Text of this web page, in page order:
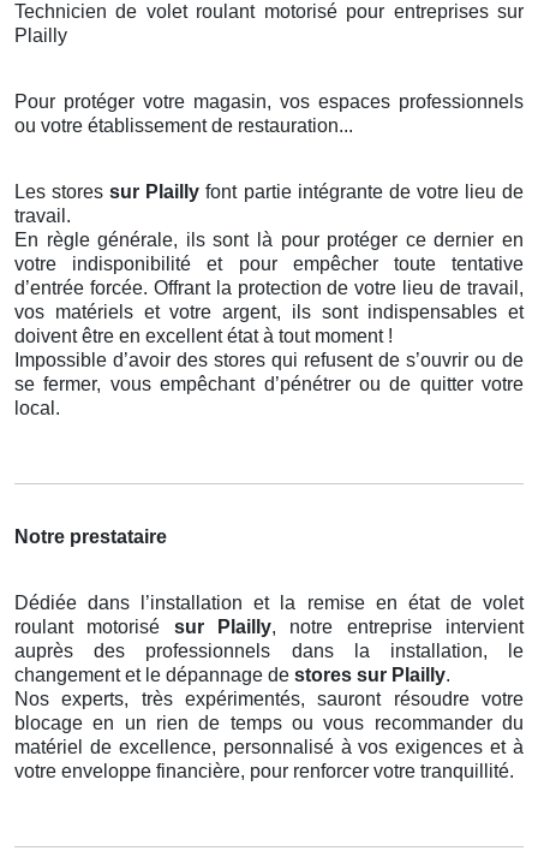
Technicien de volet roulant motorisé pour entreprises sur
Plailly
Pour protéger votre magasin, vos espaces professionnels
ou votre établissement de restauration...
Les storessur Plaillyfont partie intégrante de votre lieu de
travail.
En règle générale, ils sont là pour protéger ce dernier en
votre indisponibilité et pour empêcher toute tentative
d’entrée forcée. Offrant la protection de votre lieu de travail,
vos matériels et votre argent, ils sont indispensables et
doivent être en excellent état à tout moment !
Impossible d’avoir des stores qui refusent de s’ouvrir ou de
se fermer, vous empêchant d’pénétrer ou de quitter votre
local.
Notre prestataire
Dédiée dans l’installation et la remise en état de volet
roulant motorisé sur Plailly, notre entreprise intervient
auprès des professionnels dans la installation, le
changement et le dépannage de stores sur Plailly.
Nos experts, très expérimentés, sauront résoudre votre
blocage en un rien de temps ou vous recommander du
matériel de excellence, personnalisé à vos exigences et à
votre enveloppe financière, pour renforcer votre tranquillité.